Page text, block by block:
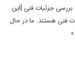
بررسی جزئیات فنی [این
فنی هستند. ما در حال